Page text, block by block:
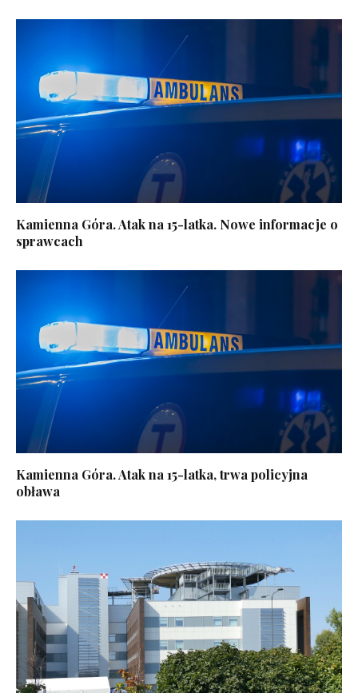
Kamienna Góra. Atak na 15-latka. Nowe informacje o
sprawcach
Kamienna Góra. Atak na 15-latka, trwa policyjna
obława